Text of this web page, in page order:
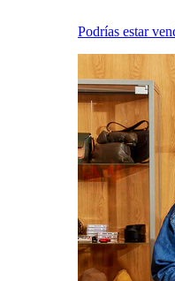
Podrías estar